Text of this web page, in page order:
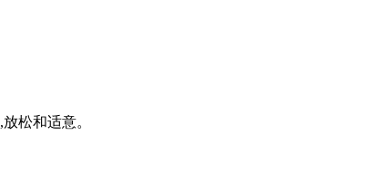
,放松和适意。